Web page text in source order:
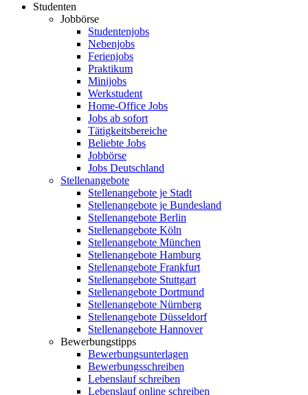
Studenten
Jobbörse
Studentenjobs
Nebenjobs
Ferienjobs
Praktikum
Minijobs
Werkstudent
Home-Office Jobs
Jobs ab sofort
Tätigkeitsbereiche
Beliebte Jobs
Jobbörse
Jobs Deutschland
Stellenangebote
Stellenangebote je Stadt
Stellenangebote je Bundesland
Stellenangebote Berlin
Stellenangebote Köln
Stellenangebote München
Stellenangebote Hamburg
Stellenangebote Frankfurt
Stellenangebote Stuttgart
Stellenangebote Dortmund
Stellenangebote Nürnberg
Stellenangebote Düsseldorf
Stellenangebote Hannover
Bewerbungstipps
Bewerbungsunterlagen
Bewerbungsschreiben
Lebenslauf schreiben
Lebenslauf online schreiben